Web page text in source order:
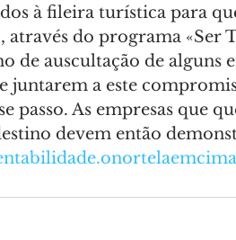
à fileira turística para
através do programa «Ser
de auscultação de alguns
juntarem a este
passo. As empresas que
devem então